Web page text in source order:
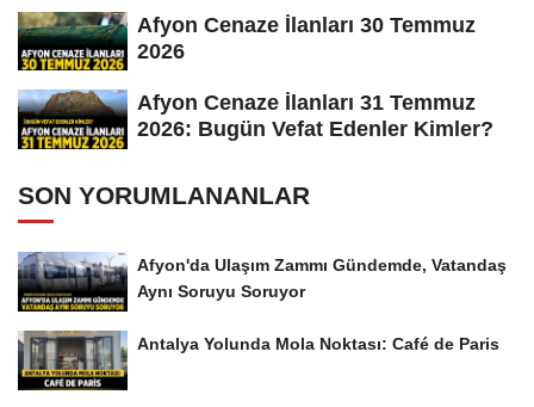
Afyon Cenaze İlanları 30 Temmuz
2026
Afyon Cenaze İlanları 31 Temmuz
2026: Bugün Vefat Edenler Kimler?
SON YORUMLANANLAR
Afyon'da Ulaşım Zammı Gündemde, Vatandaş
Aynı Soruyu Soruyor
Antalya Yolunda Mola Noktası: Café de Paris